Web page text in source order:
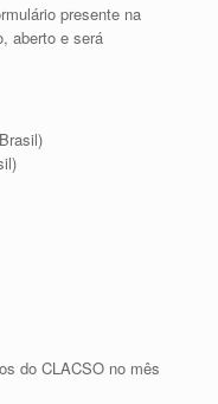
presente na
aberto e será
do CLACSO no mês